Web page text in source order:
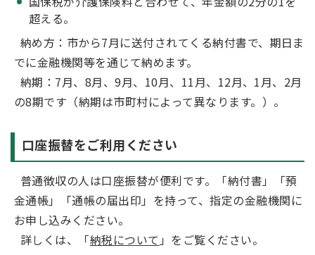
超える。
納め方：市から7月に送付されてくる納付書で、期日ま
でに金融機関等を通じて納めます。
納期：7月、8月、9月、10月、11月、12月、1月、2月
の8期です（納期は市町村によって異なります。）。
口座振替をご利用ください
普通徴収の人は口座振替が便利です。「納付書」「預
金通帳」「通帳の届出印」を持って、指定の金融機関に
お申し込みください。
詳しくは、「納税について 」をご覧ください。